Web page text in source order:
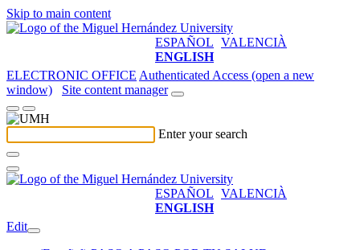
Skip to main content
ESPAÑOL VALENCIÀ
ENGLISH
ELECTRONIC OFFICE Authenticated Access (open a new
window)
Site content manager
Enter your search
ESPAÑOL VALENCIÀ
ENGLISH
Edit